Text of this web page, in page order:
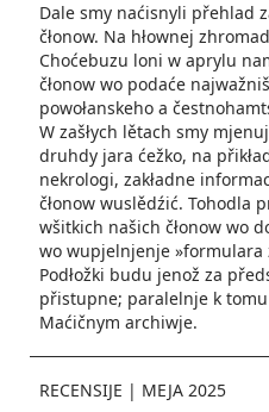
Dale smy naćisnyli přehlad
čłonow. Na hłow­nej zhromadźiznje Maśicy Serbskeje w
Choćebuzu loni w aprylu
čłonow wo podaće
powołanskeho a
W zašłych lětach smy
druhdy jara ćežko, na
nekrologi, zakładne
čłonow wuslědźić. Tohodla
wšitkich našich čłonow wo
wo wupjelnjenje »formulara
Podłožki budu jenož za
přistupne; paralelnje k
Maćičnym archiwje.
RECENSIJE | MEJA 2025